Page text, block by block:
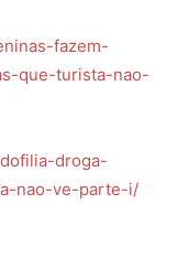
fazem-
que-turista-nao-
droga-
nao-ve-parte-i/